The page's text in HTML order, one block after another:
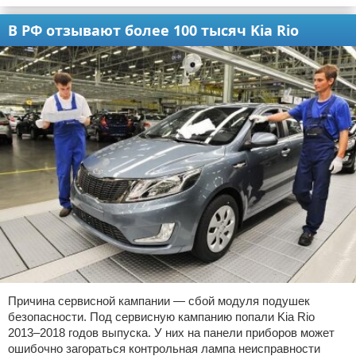
В РФ отзывают более 100 тысяч Kia Rio
Причина сервисной кампании — сбой модуля подушек
безопасности. Под сервисную кампанию попали Kia Rio
2013–2018 годов выпуска. У них на панели приборов может
ошибочно загораться контрольная лампа неисправности